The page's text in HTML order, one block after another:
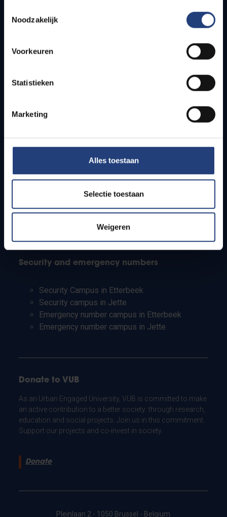
Noodzakelijk
Voorkeuren
Statistieken
Marketing
Alles toestaan
Selectie toestaan
Weigeren
Quick links
How to get to the VUB campuses
Students
PhD students
Teachers and secondary schools
Working students
Security and emergency numbers
Security Campus in Etterbeek
Security campus in Jette
Emergency number campus in Etterbeek
Emergency number campus in Jette
Donate to VUB
As an Urban Engaged University, VUB is committed to make
an active contribution to a better society: through research,
education and social projects. Join us in this commitment.
Support our projects and co-invest in society.
Donate
Pleinlaan 2 - 1050 Brussel - Belgium